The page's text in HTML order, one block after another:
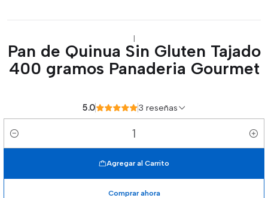
|
Pan de Quinua Sin Gluten Tajado
400 gramos Panaderia Gourmet
5.0 3 reseñas
Cantidad
Agregar al Carrito
Comprar ahora